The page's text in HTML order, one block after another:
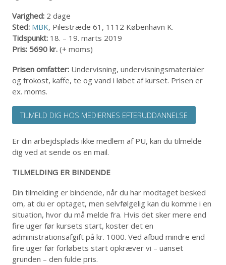
Varighed: 2 dage
Sted: MBK, Pilestræde 61, 1112 København K.
Tidspunkt: 18. – 19. marts 2019
Pris: 5690 kr. (+ moms)
Prisen omfatter: Undervisning, undervisningsmaterialer
og frokost, kaffe, te og vand i løbet af kurset. Prisen er
ex. moms.
TILMELD DIG HOS MEDIERNES EFTERUDDANNELSE
Er din arbejdsplads ikke medlem af PU, kan du tilmelde
dig ved at sende os en mail.
TILMELDING ER BINDENDE
Din tilmelding er bindende, når du har modtaget besked
om, at du er optaget, men selvfølgelig kan du komme i en
situation, hvor du må melde fra. Hvis det sker mere end
fire uger før kursets start, koster det en
administrationsafgift på kr. 1000. Ved afbud mindre end
fire uger før forløbets start opkræver vi – uanset
grunden – den fulde pris.